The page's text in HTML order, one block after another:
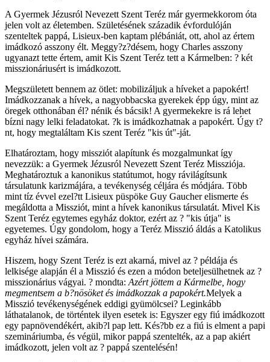
A Gyermek Jézusról Nevezett Szent Teréz már gyermekkorom óta
jelen volt az életemben. Születésének századik évfordulóján
szenteltek pappá, Lisieux-ben kaptam plébániát, ott, ahol az értem
imádkozó asszony élt. Meggy?z?désem, hogy Charles asszony
ugyanazt tette értem, amit Kis Szent Teréz tett a Kármelben: ? két
misszionáriusért is imádkozott.
Megszületett bennem az ötlet: mobilizáljuk a híveket a papokért!
Imádkozzanak a hívek, a nagyobbacska gyerekek épp úgy, mint az
öregek otthonában él? nénik és bácsik! A gyermekekre is rá lehet
bízni nagy lelki feladatokat. ?k is imádkozhatnak a papokért. Úgy t?
nt, hogy megtaláltam Kis szent Teréz "kis út"-ját.
Elhatároztam, hogy missziót alapítunk és mozgalmunkat így
nevezzük: a Gyermek Jézusról Nevezett Szent Teréz Missziója.
Meghatároztuk a kanonikus statútumot, hogy rávilágítsunk
társulatunk karizmájára, a tevékenység céljára és módjára. Több
mint tíz évvel ezel?tt Lisieux püspöke Guy Gaucher elismerte és
megáldotta a Missziót, mint a hívek kanonikus társulatát. Mivel Kis
Szent Teréz egytemes egyház doktor, ezért az ? "kis útja" is
egyetemes. Úgy gondolom, hogy a Teréz Misszió áldás a Katolikus
egyház hívei számára.
Hiszem, hogy Szent Teréz is ezt akarná, mivel az ? példája és
lelkisége alapján él a Misszió és ezen a módon beteljesülhetnek az ?
misszionárius vágyai. ? mondta: Azért jöttem a Kármelbe, hogy
megmentsem a b?nösöket és imádkozzak a papokért.Melyek a
Misszió tevékenységének eddigi gyümölcsei? Leginkább
láthatalanok, de történtek ilyen esetek is: Egyszer egy fiú imádkozott
egy papnövendékért, akib?l pap lett. Kés?bb ez a fiú is elment a papi
szemináriumba, és végül, mikor pappá szentelték, az a pap akiért
imádkozott, jelen volt az ? pappá szentelésén!